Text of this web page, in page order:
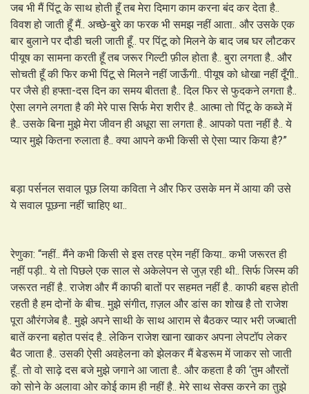
जब भी मैं पिंटू के साथ होती हूँ तब मेरा दिमाग काम करना बंद कर देता है..
विवश हो जाती हूँ मैं.. अच्छे-बुरे का फरक भी समझ नहीं आता.. और उसके एक
बार बुलाने पर दौडी चली जाती हूँ.. पर पिंटू को मिलने के बाद जब घर लौटकर
पीयूष का सामना करती हूँ तब जरूर गिल्टी फ़ील होता है.. बुरा लगता है.. और
सोचती हूँ की फिर कभी पिंटू से मिलने नहीं जाऊँगी.. पीयूष को धोखा नहीं दूँगी..
पर जैसे ही हफ्ता-दस दिन का समय बीतता है.. दिल फिर से फुदकने लगता है..
ऐसा लगने लगता है की मेरे पास सिर्फ मेरा शरीर है.. आत्मा तो पिंटू के कब्जे में
है.. उसके बिना मुझे मेरा जीवन ही अधूरा सा लगता है.. आपको पता नहीं है.. ये
प्यार मुझे कितना रुलाता है.. क्या आपने कभी किसी से ऐसा प्यार किया है?”
बड़ा पर्सनल सवाल पूछ लिया कविता ने और फिर उसके मन में आया की उसे
ये सवाल पूछना नहीं चाहिए था..
रेणुका: “नहीं.. मैंने कभी किसी से इस तरह प्रेम नहीं किया.. कभी जरूरत ही
नहीं पड़ी.. ये तो पिछले एक साल से अकेलेपन से जुज़ रही थी.. सिर्फ जिस्म की
जरूरत नहीं है.. राजेश और मैं काफी बातों पर सहमत नहीं है.. काफी बहस होती
रहती है हम दोनों के बीच.. मुझे संगीत, ग़ज़ल और डांस का शोख है तो राजेश
पूरा औरंगजेब है.. मुझे अपने साथी के साथ आराम से बैठकर प्यार भरी जज्बाती
बातें करना बहोत पसंद है.. लेकिन राजेश खाना खाकर अपना लेपटॉप लेकर
बैठ जाता है.. उसकी ऐसी अवहेलना को झेलकर मैं बेडरूम में जाकर सो जाती
हूँ.. तो वो साढ़े दस बजे मुझे जगाने आ जाता है.. और कहता है की ‘तुम औरतों
को सोने के अलावा ओर कोई काम ही नहीं है.. मेरे साथ सेक्स करने का तुझे